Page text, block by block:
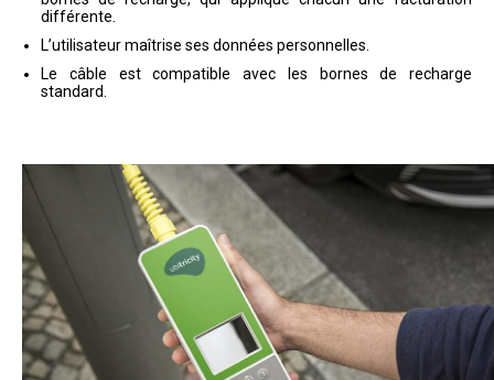
différente.
L’utilisateur maîtrise ses données personnelles.
Le câble est compatible avec les bornes de recharge
standard.